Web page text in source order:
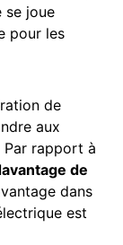
se joue
pour les
de
aux
Par rapport à
de
dans
est